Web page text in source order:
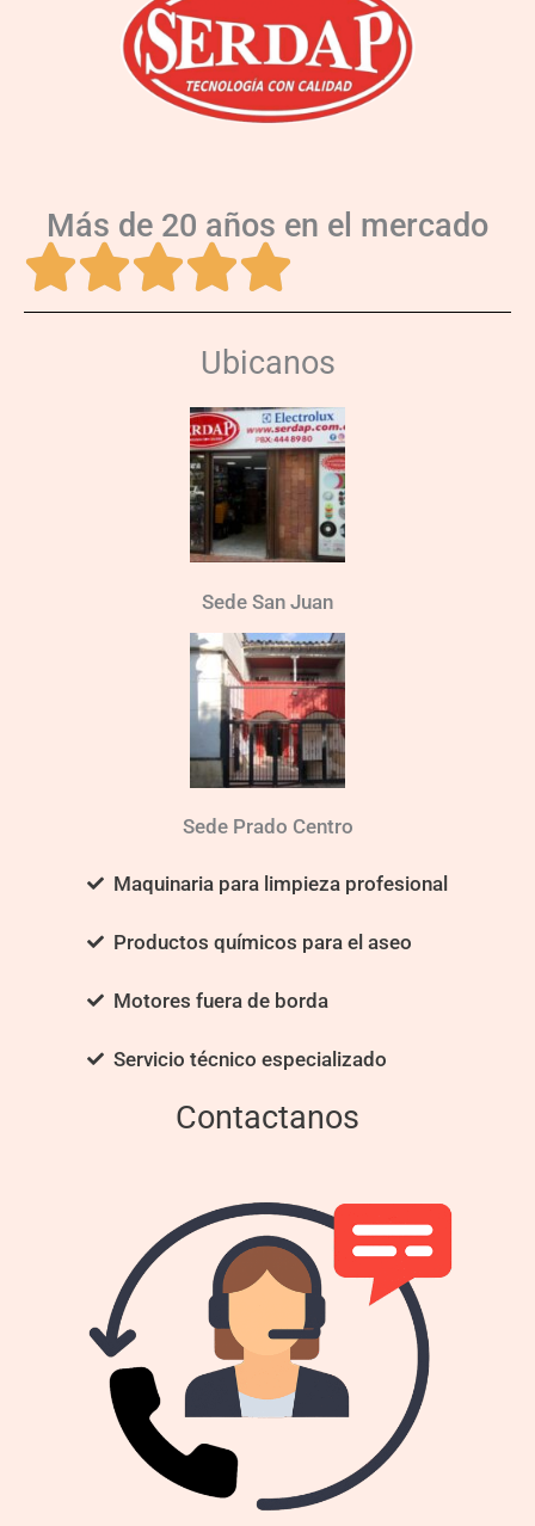
Más de 20 años en el mercado
Ubicanos
Sede San Juan
Sede Prado Centro
Maquinaria para limpieza profesional
Productos químicos para el aseo
Motores fuera de borda
Servicio técnico especializado
Contactanos